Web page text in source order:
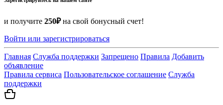
и получите 250₽на свой бонусный счет!
Войти или зарегистрироваться
Главная Служба поддержки Запрещено Правила Добавить
объявление
Правила сервиса Пользовательское соглашение Служба
поддержки